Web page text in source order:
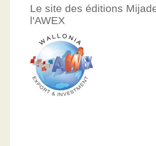
Le site des éditions
l'AWEX